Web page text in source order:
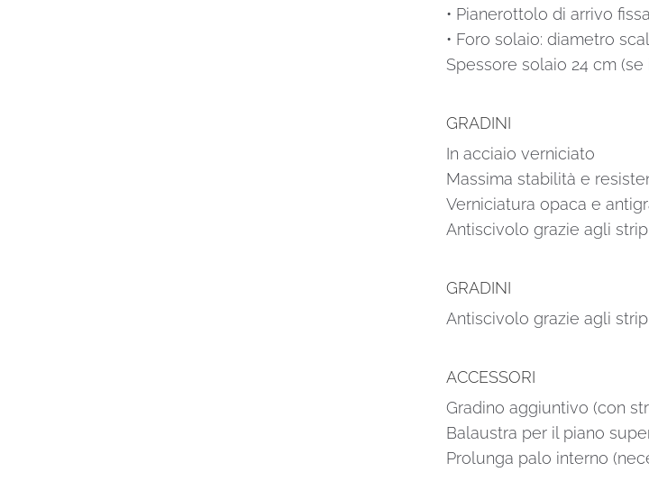
• Pianerottolo di arrivo
• Foro solaio: diametro
Spessore solaio 24 cm
GRADINI
In acciaio verniciato
Massima stabilità e
Verniciatura opaca e
Antiscivolo grazie agli
GRADINI
Antiscivolo grazie agli
ACCESSORI
Gradino aggiuntivo (con
Balaustra per il piano
Prolunga palo interno